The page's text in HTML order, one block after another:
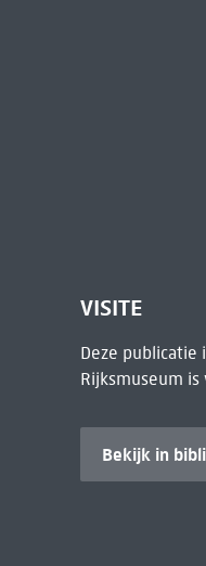
VISITE
Deze publicatie
Rijksmuseum
Bekijk in